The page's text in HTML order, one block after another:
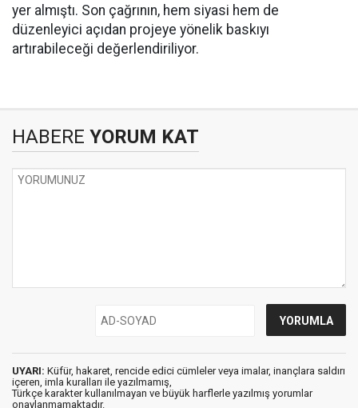
yer almıştı. Son çağrının, hem siyasi hem de
düzenleyici açıdan projeye yönelik baskıyı
artırabileceği değerlendiriliyor.
HABERE YORUM KAT
UYARI: Küfür, hakaret, rencide edici cümleler veya imalar, inançlara saldırı
içeren, imla kuralları ile yazılmamış,
Türkçe karakter kullanılmayan ve büyük harflerle yazılmış yorumlar
onaylanmamaktadır.